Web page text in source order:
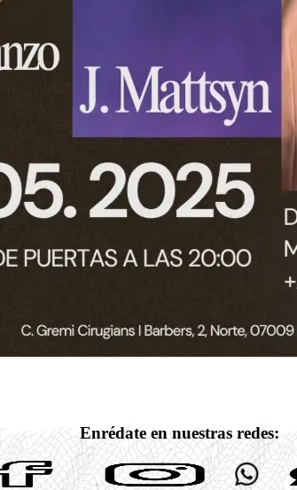
Enrédate en nuestras redes: